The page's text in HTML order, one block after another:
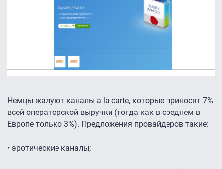
Немцы жалуют каналы a la carte, которые приносят 7%
всей операторской выручки (тогда как в среднем в
Европе только 3%). Предложения провайдеров такие:
• эротические каналы;